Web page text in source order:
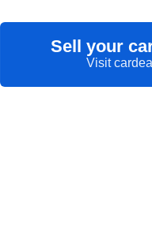
Sell your
Visit